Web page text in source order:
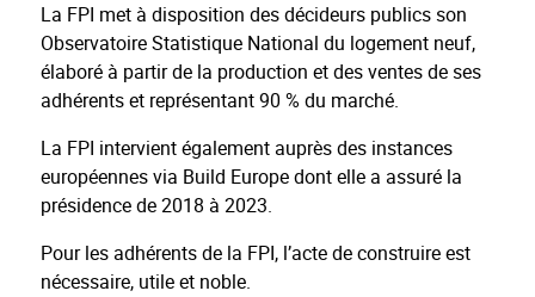
La FPI met à disposition des décideurs publics son
Observatoire Statistique National du logement neuf,
élaboré à partir de la production et des ventes de ses
adhérents et représentant 90 % du marché.
La FPI intervient également auprès des instances
européennes via Build Europe dont elle a assuré la
présidence de 2018 à 2023.
Pour les adhérents de la FPI, l’acte de construire est
nécessaire, utile et noble.